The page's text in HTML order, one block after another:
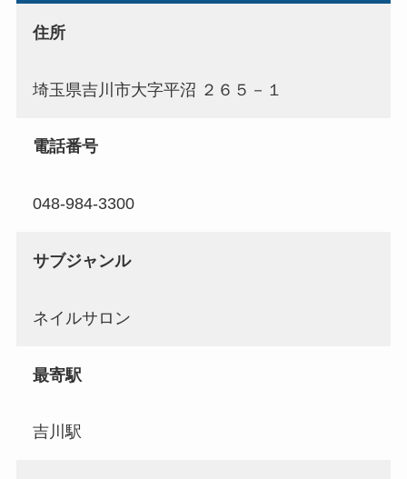
住所
埼玉県吉川市大字平沼 ２６５－１
電話番号
048-984-3300
サブジャンル
ネイルサロン
最寄駅
吉川駅